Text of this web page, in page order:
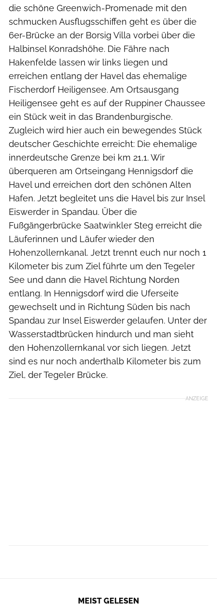
die schöne Greenwich-Promenade mit den
schmucken Ausflugsschiffen geht es über die
6er-Brücke an der Borsig Villa vorbei über die
Halbinsel Konradshöhe. Die Fähre nach
Hakenfelde lassen wir links liegen und
erreichen entlang der Havel das ehemalige
Fischerdorf Heiligensee. Am Ortsausgang
Heiligensee geht es auf der Ruppiner Chaussee
ein Stück weit in das Brandenburgische.
Zugleich wird hier auch ein bewegendes Stück
deutscher Geschichte erreicht: Die ehemalige
innerdeutsche Grenze bei km 21,1. Wir
überqueren am Ortseingang Hennigsdorf die
Havel und erreichen dort den schönen Alten
Hafen. Jetzt begleitet uns die Havel bis zur Insel
Eiswerder in Spandau. Über die
Fußgängerbrücke Saatwinkler Steg erreicht die
Läuferinnen und Läufer wieder den
Hohenzollernkanal. Jetzt trennt euch nur noch 1
Kilometer bis zum Ziel führte um den Tegeler
See und dann die Havel Richtung Norden
entlang. In Hennigsdorf wird die Uferseite
gewechselt und in Richtung Süden bis nach
Spandau zur Insel Eiswerder gelaufen. Unter der
Wasserstadtbrücken hindurch und man sieht
den Hohenzollernkanal vor sich liegen. Jetzt
sind es nur noch anderthalb Kilometer bis zum
Ziel, der Tegeler Brücke.
ANZEIGE
MEIST GELESEN